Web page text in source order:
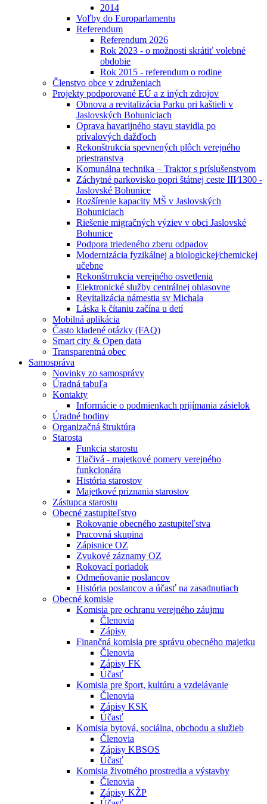
2014
Voľby do Europarlamentu
Referendum
Referendum 2026
Rok 2023 - o možnosti skrátiť volebné
obdobie
Rok 2015 - referendum o rodine
Členstvo obce v združeniach
Projekty podporované EÚ a z iných zdrojov
Obnova a revitalizácia Parku pri kaštieli v
Jaslovských Bohuniciach
Oprava havarijného stavu stavidla po
prívalových dažďoch
Rekonštrukcia spevnených plôch verejného
priestranstva
Komunálna technika – Traktor s príslušenstvom
Záchytné parkovisko popri štátnej ceste III⁄1300 -
Jaslovské Bohunice
Rozšírenie kapacity MŠ v Jaslovských
Bohuniciach
Riešenie migračných výziev v obci Jaslovské
Bohunice
Podpora triedeného zberu odpadov
Modernizácia fyzikálnej a biologickej⁄chemickej
učebne
Rekonštrrukcia verejného osvetlenia
Elektronické služby centrálnej ohlasovne
Revitalizácia námestia sv Michala
Láska k čítaniu začína u detí
Mobilná aplikácia
Často kladené otázky (FAQ)
Smart city & Open data
Transparentná obec
Samospráva
Novinky zo samosprávy
Úradná tabuľa
Kontakty
Informácie o podmienkach prijímania zásielok
Úradné hodiny
Organizačná štruktúra
Starosta
Funkcia starostu
Tlačivá - majetkové pomery verejného
funkcionára
História starostov
Majetkové priznania starostov
Zástupca starostu
Obecné zastupiteľstvo
Rokovanie obecného zastupiteľstva
Pracovná skupina
Zápisnice OZ
Zvukové záznamy OZ
Rokovací poriadok
Odmeňovanie poslancov
História poslancov a účasť na zasadnutiach
Obecné komisie
Komisia pre ochranu verejného záujmu
Členovia
Zápisy
Finančná komisia pre správu obecného majetku
Členovia
Zápisy FK
Účasť
Komisia pre šport, kultúru a vzdelávanie
Členovia
Zápisy KSK
Účasť
Komisia bytová, sociálna, obchodu a služieb
Členovia
Zápisy KBSOS
Účasť
Komisia životného prostredia a výstavby
Členovia
Zápisy KŽP